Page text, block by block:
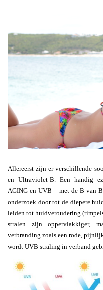
Allereerst zijn er verschillende
en Ultraviolet-B. Een handig
AGING en UVB – met de B van
onderzoek door tot de diepere
leiden tot huidveroudering
stralen zijn oppervlakkiger,
verbranding zoals een rode,
wordt UVB straling in verband